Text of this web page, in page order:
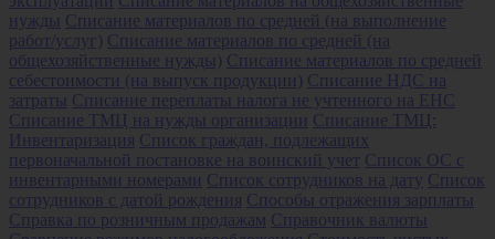
нужды Списание материалов по средней (на выполнение
работ/услуг) Списание материалов по средней (на
общехозяйственные нужды) Списание материалов по средней
себестоимости (на выпуск продукции) Списание НДС на
затраты Списание переплаты налога не учтенного на ЕНС
Списание ТМЦ на нужды организации Списание ТМЦ:
Инвентаризация Список граждан, подлежащих
первоначальной постановке на воинский учет Список ОС с
инвентарными номерами Список сотрудников на дату Список
сотрудников с датой рождения Способы отражения зарплаты
Справка по розничным продажам Справочник валюты